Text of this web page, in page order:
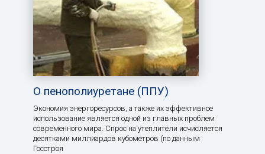
О пенополиуретане (ППУ)
Экономия энергоресурсов, а также их эффективное
использование является одной из главных проблем
современного мира. Спрос на утеплители исчисляется
десятками миллиардов кубометров (по данным
Госстроя